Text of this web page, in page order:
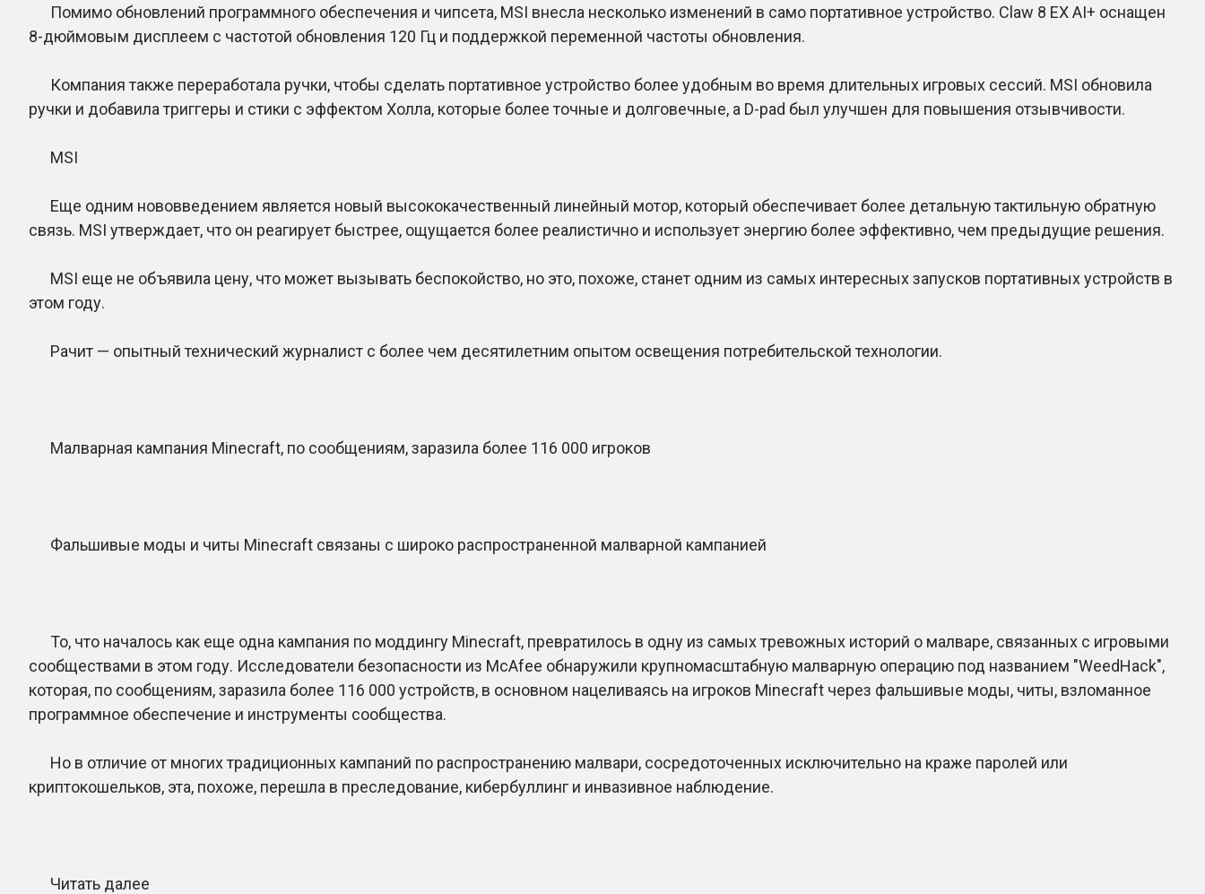
Помимо обновлений программного обеспечения и чипсета, MSI внесла несколько изменений в само портативное устройство. Claw 8 EX AI+ оснащен
8-дюймовым дисплеем с частотой обновления 120 Гц и поддержкой переменной частоты обновления.
Компания также переработала ручки, чтобы сделать портативное устройство более удобным во время длительных игровых сессий. MSI обновила
ручки и добавила триггеры и стики с эффектом Холла, которые более точные и долговечные, а D-pad был улучшен для повышения отзывчивости.
MSI
Еще одним нововведением является новый высококачественный линейный мотор, который обеспечивает более детальную тактильную обратную
связь. MSI утверждает, что он реагирует быстрее, ощущается более реалистично и использует энергию более эффективно, чем предыдущие решения.
MSI еще не объявила цену, что может вызывать беспокойство, но это, похоже, станет одним из самых интересных запусков портативных устройств в
этом году.
Рачит — опытный технический журналист с более чем десятилетним опытом освещения потребительской технологии.
Малварная кампания Minecraft, по сообщениям, заразила более 116 000 игроков
Фальшивые моды и читы Minecraft связаны с широко распространенной малварной кампанией
То, что началось как еще одна кампания по моддингу Minecraft, превратилось в одну из самых тревожных историй о малваре, связанных с игровыми
сообществами в этом году. Исследователи безопасности из McAfee обнаружили крупномасштабную малварную операцию под названием "WeedHack",
которая, по сообщениям, заразила более 116 000 устройств, в основном нацеливаясь на игроков Minecraft через фальшивые моды, читы, взломанное
программное обеспечение и инструменты сообщества.
Но в отличие от многих традиционных кампаний по распространению малвари, сосредоточенных исключительно на краже паролей или
криптокошельков, эта, похоже, перешла в преследование, кибербуллинг и инвазивное наблюдение.
Читать далее